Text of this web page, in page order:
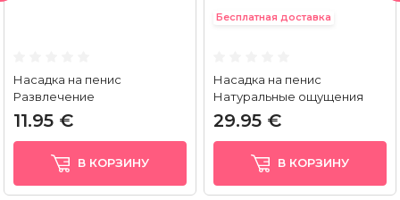
Насадка на пенис
Развлечение
11.95 €
В КОРЗИНУ
Бесплатная доставка
Насадка на пенис
Натуральные ощущения
(чёрная)
29.95 €
В КОРЗИНУ